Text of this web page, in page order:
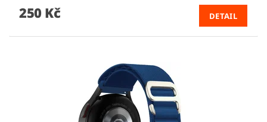
250 Kč DETAIL